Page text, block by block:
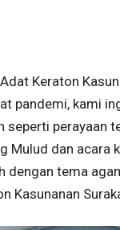
Keraton
pandemi, kami
seperti perayaan
Mulud dan acara
tema
Kasunanan